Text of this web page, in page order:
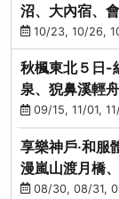
沼、大內宿、
溪、松島海灣
10/23, 10/26,
秋楓東北５日-
泉、猊鼻溪輕
式料理(不進免
09/15, 11/01,
享樂神戶‧和服
漫嵐山渡月橋
08/30, 08/31,